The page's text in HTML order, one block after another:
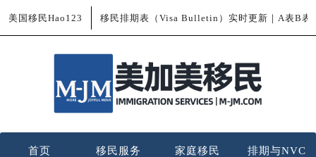
美国移民Hao123 移民排期表（Visa Bulletin）实时更新｜A表B表
首页 移民服务 家庭移民 排期与NVC